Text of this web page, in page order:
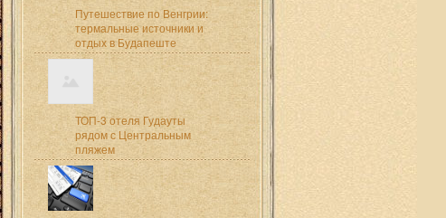
Путешествие по Венгрии:
термальные источники и
отдых в Будапеште
ТОП-3 отеля Гудауты
рядом с Центральным
пляжем